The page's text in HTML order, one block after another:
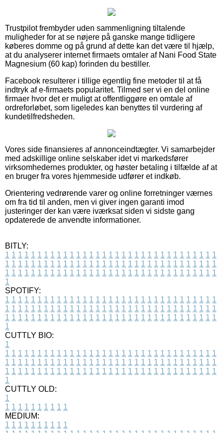
Trustpilot frembyder uden sammenligning tiltalende
muligheder for at se nøjere på ganske mange tidligere
køberes domme og på grund af dette kan det være til hjælp,
at du analyserer internet firmaets omtaler af Nani Food State
Magnesium (60 kap) forinden du bestiller.
Facebook resulterer i tillige egentlig fine metoder til at få
indtryk af e-firmaets popularitet. Tilmed ser vi en del online
firmaer hvor det er muligt at offentliggøre en omtale af
ordreforløbet, som ligeledes kan benyttes til vurdering af
kundetilfredsheden.
Vores side finansieres af annonceindtægter. Vi samarbejder
med adskillige online selskaber idet vi markedsfører
virksomhedernes produkter, og høster betaling i tilfælde af at
en bruger fra vores hjemmeside udfører et indkøb.
Orientering vedrørende varer og online forretninger værnes
om fra tid til anden, men vi giver ingen garanti imod
justeringer der kan være iværksat siden vi sidste gang
opdaterede de anvendte informationer.
BITLY:
1 1 1 1 1 1 1 1 1 1 1 1 1 1 1 1 1 1 1 1 1 1 1 1 1 1 1 1 1 1 1 1 1
1 1 1 1 1 1 1 1 1 1 1 1 1 1 1 1 1 1 1 1 1 1 1 1 1 1 1 1 1 1 1 1 1
1 1 1 1 1 1 1 1 1 1 1 1 1 1 1 1 1 1 1 1 1 1 1 1 1 1 1 1 1 1 1 1 1
1
SPOTIFY:
1 1 1 1 1 1 1 1 1 1 1 1 1 1 1 1 1 1 1 1 1 1 1 1 1 1 1 1 1 1 1 1 1
1 1 1 1 1 1 1 1 1 1 1 1 1 1 1 1 1 1 1 1 1 1 1 1 1 1 1 1 1 1 1 1 1
1 1 1 1 1 1 1 1 1 1 1 1 1 1 1 1 1 1 1 1 1 1 1 1 1 1 1 1 1 1 1 1 1
1
CUTTLY BIO:
1
1 1 1 1 1 1 1 1 1 1 1 1 1 1 1 1 1 1 1 1 1 1 1 1 1 1 1 1 1 1 1 1 1
1 1 1 1 1 1 1 1 1 1 1 1 1 1 1 1 1 1 1 1 1 1 1 1 1 1 1 1 1 1 1 1 1
1 1 1 1 1 1 1 1 1 1 1 1 1 1 1 1 1 1 1 1 1 1 1 1 1 1 1 1 1 1 1 1 1
1
CUTTLY OLD:
1
1 1 1 1 1 1 1 1 1 1
MEDIUM:
1 1 1 1 1 1 1 1 1 1